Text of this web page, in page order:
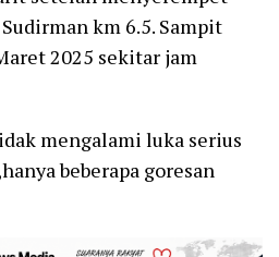
km 6.5. Sampit
2025 sekitar jam
mengalami luka serius
beberapa goresan